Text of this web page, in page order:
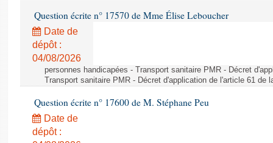
Question écrite n° 17570 de Mme Élise Leboucher
Date de
dépôt :
04/08/2026
personnes handicapées - Transport sanitaire PMR - Décret
Transport sanitaire PMR - Décret d'application de l'article 61 de
Question écrite n° 17600 de M. Stéphane Peu
Date de
dépôt :